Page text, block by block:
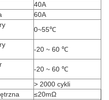
40A
60A
0~55℃
-20 ~ 60 ℃
-20 ~ 60 ℃
> 2000 cykli
≤20mΩ